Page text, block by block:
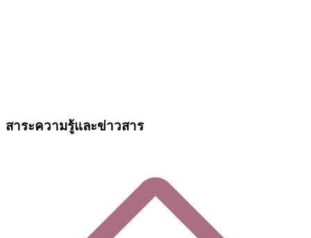
สาระความรู้และข่าวสาร